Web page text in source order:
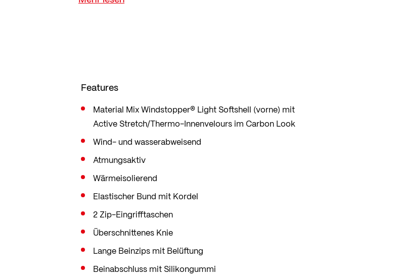
Features
Material Mix Windstopper® Light Softshell (vorne) mit
Active Stretch/Thermo-Innenvelours im Carbon Look
Wind- und wasserabweisend
Atmungsaktiv
Wärmeisolierend
Elastischer Bund mit Kordel
2 Zip-Eingrifftaschen
Überschnittenes Knie
Lange Beinzips mit Belüftung
Beinabschluss mit Silikongummi